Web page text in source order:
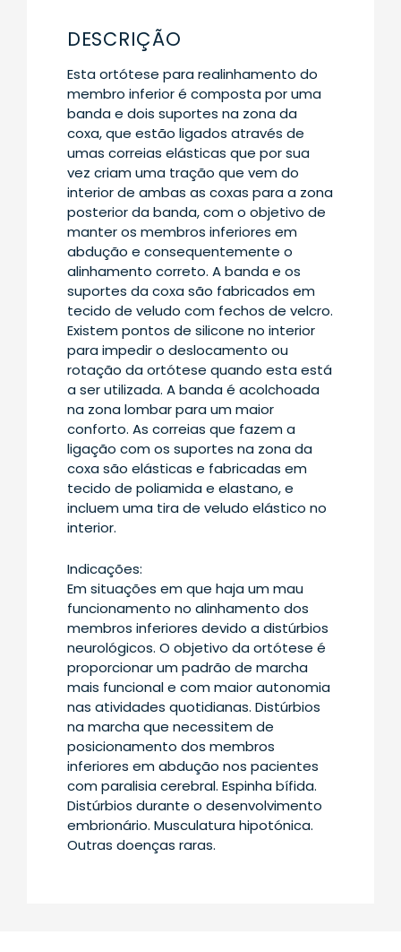
DESCRIÇÃO
Esta ortótese para realinhamento do
membro inferior é composta por uma
banda e dois suportes na zona da
coxa, que estão ligados através de
umas correias elásticas que por sua
vez criam uma tração que vem do
interior de ambas as coxas para a zona
posterior da banda, com o objetivo de
manter os membros inferiores em
abdução e consequentemente o
alinhamento correto. A banda e os
suportes da coxa são fabricados em
tecido de veludo com fechos de velcro.
Existem pontos de silicone no interior
para impedir o deslocamento ou
rotação da ortótese quando esta está
a ser utilizada. A banda é acolchoada
na zona lombar para um maior
conforto. As correias que fazem a
ligação com os suportes na zona da
coxa são elásticas e fabricadas em
tecido de poliamida e elastano, e
incluem uma tira de veludo elástico no
interior.
Indicações:
Em situações em que haja um mau
funcionamento no alinhamento dos
membros inferiores devido a distúrbios
neurológicos. O objetivo da ortótese é
proporcionar um padrão de marcha
mais funcional e com maior autonomia
nas atividades quotidianas. Distúrbios
na marcha que necessitem de
posicionamento dos membros
inferiores em abdução nos pacientes
com paralisia cerebral. Espinha bífida.
Distúrbios durante o desenvolvimento
embrionário. Musculatura hipotónica.
Outras doenças raras.